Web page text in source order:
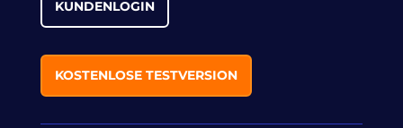
KUNDENLOGIN
KOSTENLOSE TESTVERSION